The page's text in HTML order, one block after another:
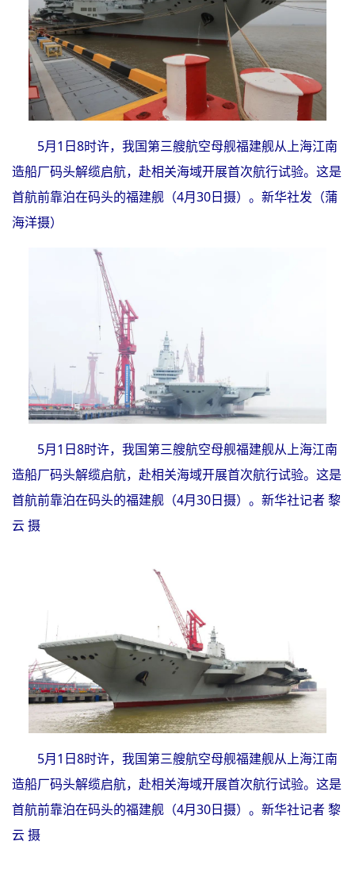
5月1日8时许，我国第三艘航空母舰福建舰从上海江南
造船厂码头解缆启航，赴相关海域开展首次航行试验。这是
首航前靠泊在码头的福建舰（4月30日摄）。新华社发（蒲
海洋摄）
5月1日8时许，我国第三艘航空母舰福建舰从上海江南
造船厂码头解缆启航，赴相关海域开展首次航行试验。这是
首航前靠泊在码头的福建舰（4月30日摄）。新华社记者 黎
云 摄
5月1日8时许，我国第三艘航空母舰福建舰从上海江南
造船厂码头解缆启航，赴相关海域开展首次航行试验。这是
首航前靠泊在码头的福建舰（4月30日摄）。新华社记者 黎
云 摄